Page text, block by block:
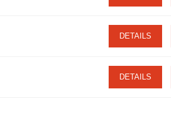
DETAILS
DETAILS